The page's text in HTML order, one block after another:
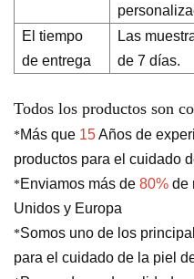
El tiempo
de entrega
Las
de 7 días.
Todos los productos son
*Más que 15Años de
productos para el cuidado
*Enviamos más de 80% de
Unidos y Europa
*Somos uno de los
para el cuidado de la piel